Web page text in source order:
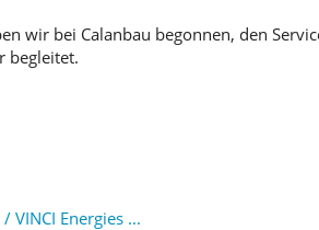
wir bei Calanbau begonnen, den
begleitet.
Energies ...